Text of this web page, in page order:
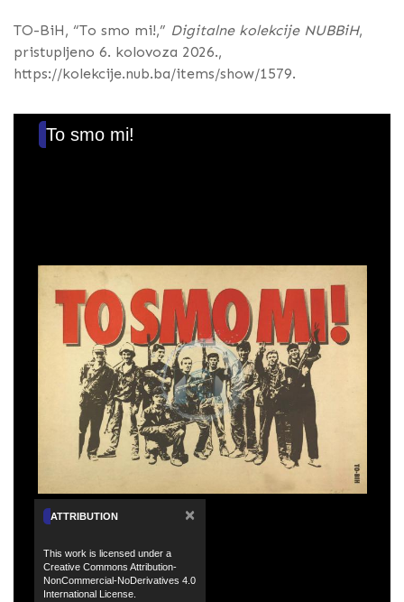
TO-BiH, “To smo mi!,” Digitalne kolekcije NUBBiH,
pristupljeno 6. kolovoza 2026.,
https://kolekcije.nub.ba/items/show/1579.
To smo mi!
ATTRIBUTION ×
This work is licensed under a
Creative Commons Attribution-
NonCommercial-NoDerivatives 4.0
International License.